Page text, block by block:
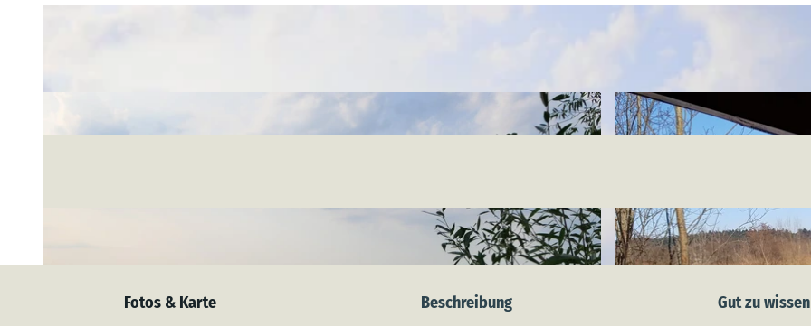
Fotos & Karte Beschreibung Gut zu wissen